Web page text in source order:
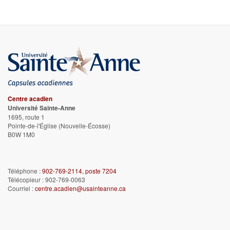
Centre acadien
Université Sainte-Anne
1695, route 1
Pointe-de-l'Église (Nouvelle-Écosse)
B0W 1M0
Téléphone :902-769-2114, poste 7204
Télécopieur : 902-769-0063
Courriel :centre.acadien@usainteanne.ca